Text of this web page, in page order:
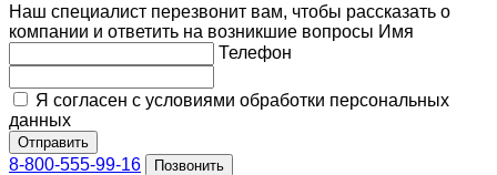
Наш специалист перезвонит вам, чтобы рассказать о
компании и ответить на возникшие вопросы Имя
Телефон
Я согласен с условиями обработки персональных
данных
Отправить
8-800-555-99-16 Позвонить